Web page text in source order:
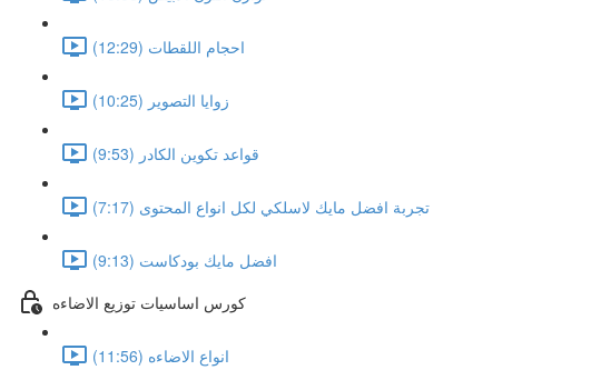
احجام اللقطات (12:29)
زوايا التصوير (10:25)
قواعد تكوين الكادر (9:53)
تجربة افضل مايك لاسلكي لكل انواع المحتوى (7:17)
افضل مايك بودكاست (9:13)
كورس اساسيات توزيع الاضاءه
انواع الاضاءه (11:56)